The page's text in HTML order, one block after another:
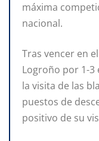
máxima
nacional.
Tras vencer en
Logroño por 1-
la visita de las
puestos de
positivo de su